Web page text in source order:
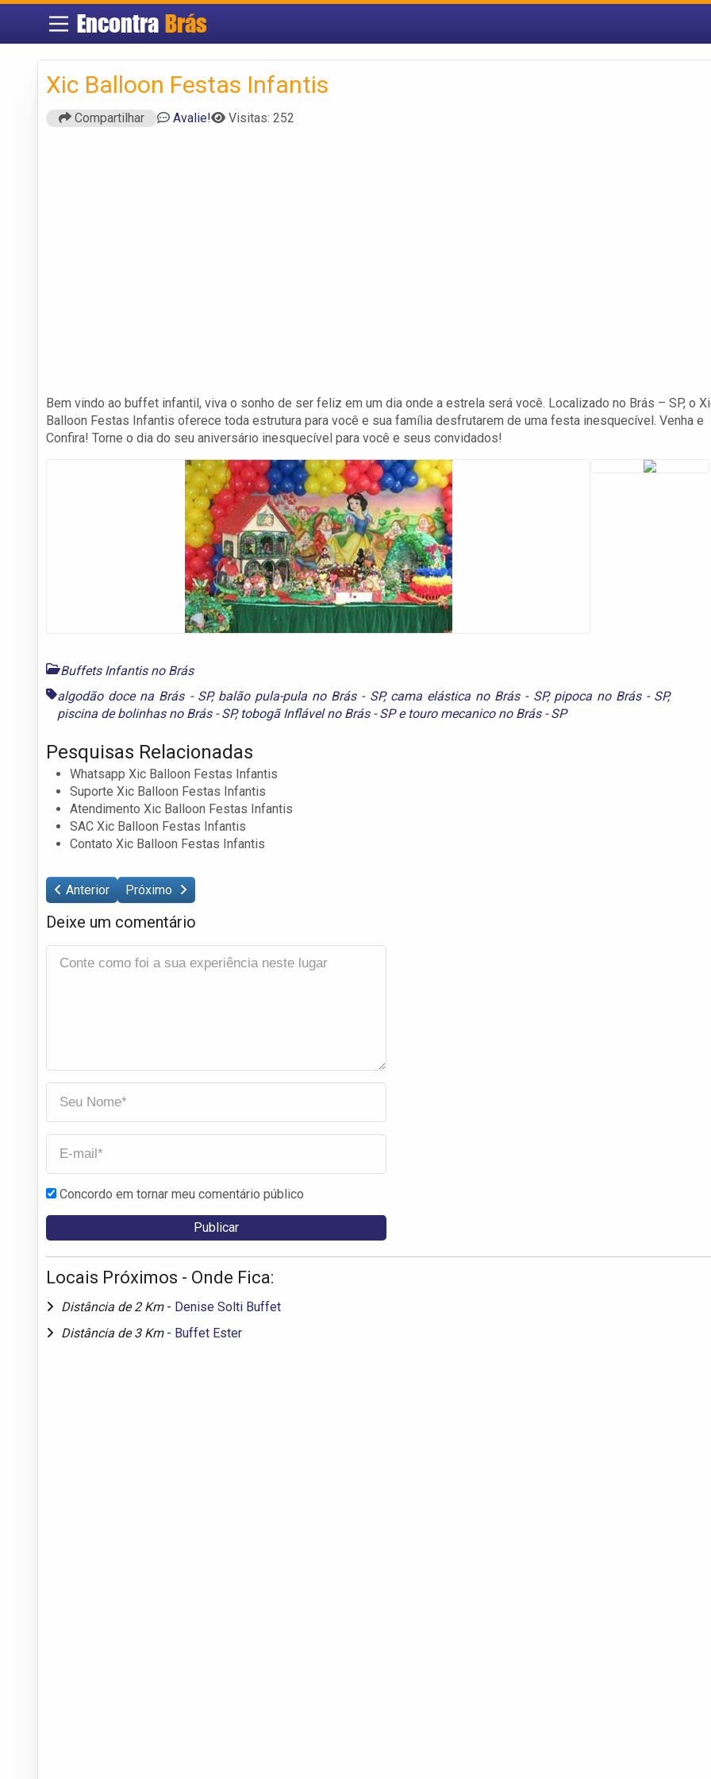
EncontraBrás
Xic Balloon Festas Infantis
Compartilhar Avalie! Visitas: 252
Bem vindo ao buffet infantil, viva o sonho de ser feliz em um dia onde a estrela será você. Localizado no Brás – SP, o
Balloon Festas Infantis oferece toda estrutura para você e sua família desfrutarem de uma festa inesquecível. Venha e
Confira! Torne o dia do seu aniversário inesquecível para você e seus convidados!
Buffets Infantis no Brás
algodão doce na Brás - SP, balão pula-pula no Brás - SP, cama elástica no Brás - SP, pipoca no Brás - SP,
piscina de bolinhas no Brás - SP, tobogã Inflável no Brás - SPe touro mecanico no Brás - SP
Pesquisas Relacionadas
Whatsapp Xic Balloon Festas Infantis
Suporte Xic Balloon Festas Infantis
Atendimento Xic Balloon Festas Infantis
SAC Xic Balloon Festas Infantis
Contato Xic Balloon Festas Infantis
Anterior Próximo
Deixe um comentário
Concordo em tornar meu comentário público
Locais Próximos - Onde Fica:
Distância de 2 Km - Denise Solti Buffet
Distância de 3 Km - Buffet Ester